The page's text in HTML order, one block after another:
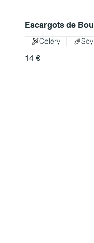
Escargots de
14 €
Celery Soy